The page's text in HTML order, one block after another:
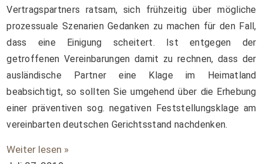
Vertragspartners ratsam, sich frühzeitig über mögliche
prozessuale Szenarien Gedanken zu machen für den Fall,
dass eine Einigung scheitert. Ist entgegen der
getroffenen Vereinbarungen damit zu rechnen, dass der
ausländische Partner eine Klage im Heimatland
beabsichtigt, so sollten Sie umgehend über die Erhebung
einer präventiven sog. negativen Feststellungsklage am
vereinbarten deutschen Gerichtsstand nachdenken.
Weiter lesen »